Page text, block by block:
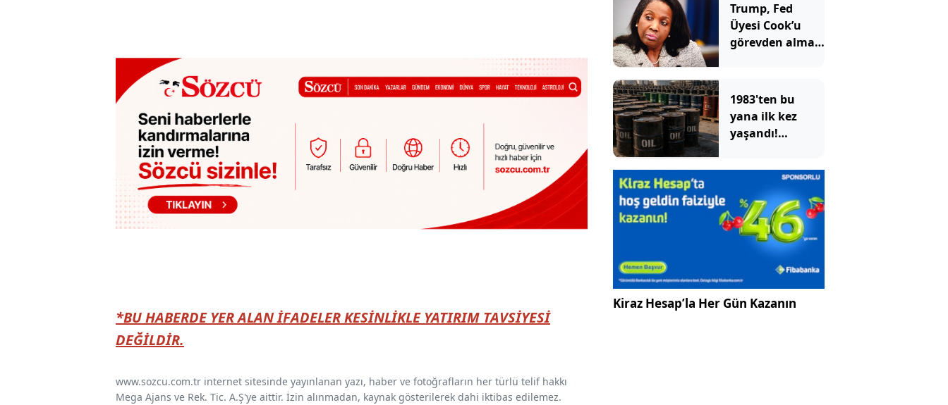
*BU HABERDE YER ALAN İFADELER KESİNLİKLE YATIRIM TAVSİYESİ
DEĞİLDİR.
www.sozcu.com.tr internet sitesinde yayınlanan yazı, haber ve fotoğrafların her türlü telif hakkı
Mega Ajans ve Rek. Tic. A.Ş'ye aittir. İzin alınmadan, kaynak gösterilerek dahi iktibas edilemez.
Trump, Fed
Üyesi Cook’u
görevden alma
1983'ten bu
yana ilk kez
yaşandı!
depoları hızla
Kiraz Hesap’la Her Gün Kazanın